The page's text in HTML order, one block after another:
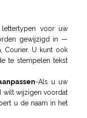
voor uw
gewijzigd in —
Courier. U kunt ook
te stempelen tekst
-Als u uw
wilt wijzigen voordat
u de naam in het